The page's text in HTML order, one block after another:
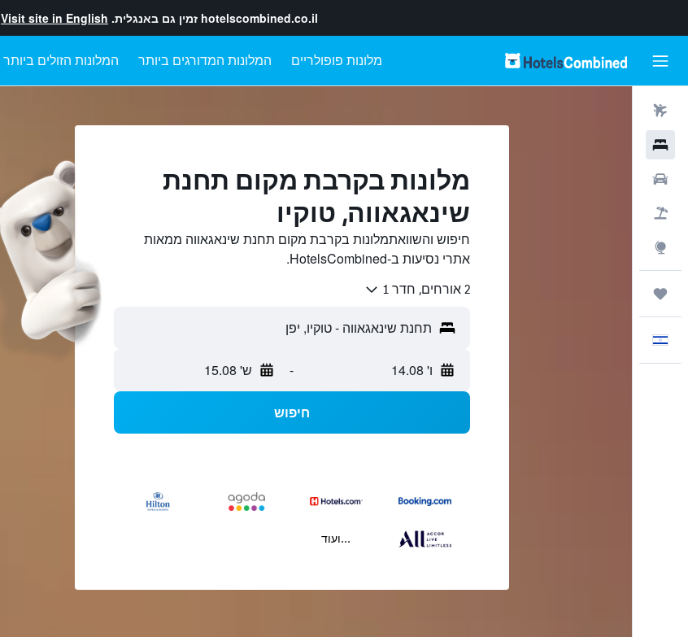
hotelscombined.co.il זמין גם באנגלית. Visit site in English
מלונות פופולריים המלונות המדורגים ביותר המלונות הזולים ביותר
מלונות בקרבת מקום תחנת
שינאגאווה, טוקיו
חיפוש והשוואתמלונות בקרבת מקום תחנת שינאגאווה ממאות
אתרי נסיעות ב-HotelsCombined.
2 אורחים, חדר 1
ו' 14.08 - ש' 15.08
חיפוש
...ועוד